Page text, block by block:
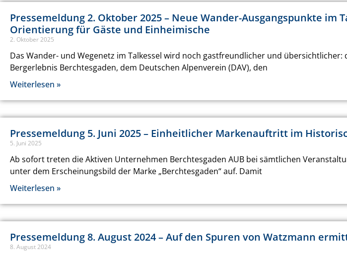
Pressemeldung 2. Oktober 2025 – Neue Wander-Ausgangspunkte im
Orientierung für Gäste und Einheimische
2. Oktober 2025
Das Wander- und Wegenetz im Talkessel wird noch gastfreundlicher und
Bergerlebnis Berchtesgaden, dem Deutschen Alpenverein (DAV), den
Weiterlesen »
Pressemeldung 5. Juni 2025 – Einheitlicher Markenauftritt im
5. Juni 2025
Ab sofort treten die Aktiven Unternehmen Berchtesgaden AUB bei sämtlichen
unter dem Erscheinungsbild der Marke „Berchtesgaden“ auf. Damit
Weiterlesen »
Pressemeldung 8. August 2024 – Auf den Spuren von Watzmann
8. August 2024